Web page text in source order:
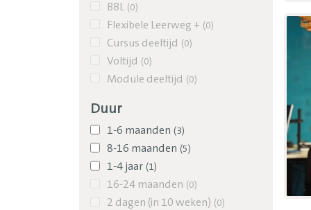
BBL (0)
Flexibele Leerweg + (0)
Cursus deeltijd (0)
Voltijd (0)
Module deeltijd (0)
Duur
1-6 maanden (3)
8-16 maanden (5)
1-4 jaar (1)
16-24 maanden (0)
2 dagen (in 10 weken) (0)